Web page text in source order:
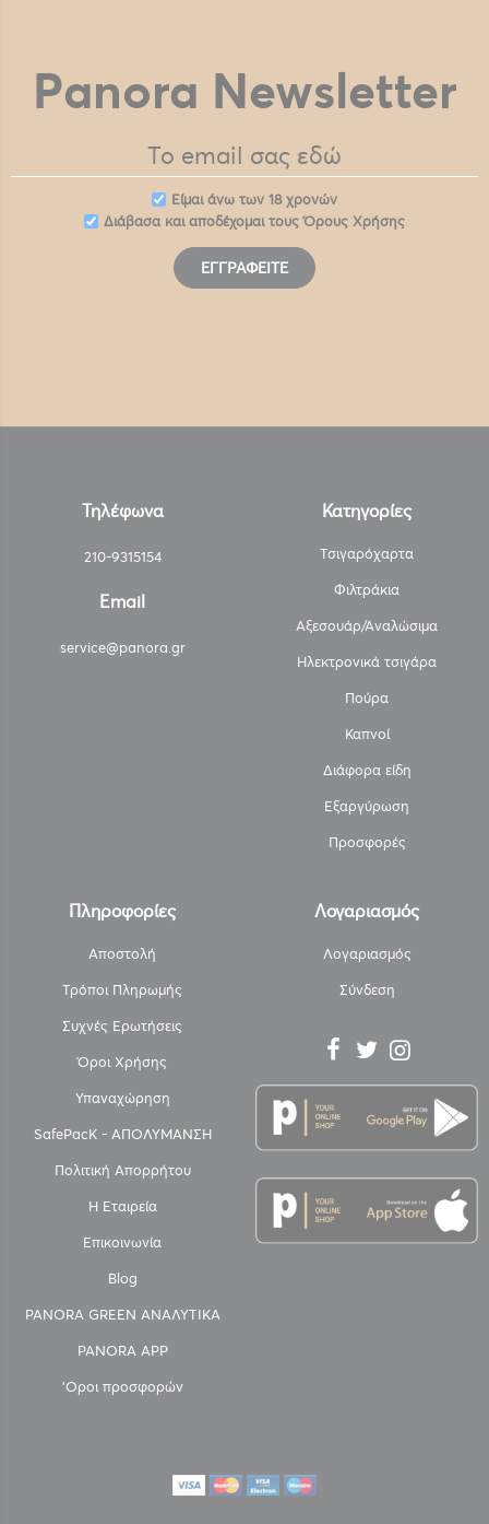
Panora Newsletter
Eίμαι άνω των 18 χρονών
Διάβασα και αποδέχομαι τουςΌρους Χρήσης
ΕΓΓΡΑΦΕΊΤΕ
Τηλέφωνα
210-9315154
Email
service@panora.gr
Κατηγορίες
Τσιγαρόχαρτα
Φιλτράκια
Αξεσουάρ/Αναλώσιμα
Ηλεκτρονικά τσιγάρα
Πούρα
Καπνοί
Διάφορα είδη
Εξαργύρωση
Προσφορές
Πληροφορίες
Αποστολή
Τρόποι Πληρωμής
Συχνές Ερωτήσεις
Όροι Χρήσης
Υπαναχώρηση
SafePacK - ΑΠΟΛΥΜΑΝΣΗ
Πολιτική Απορρήτου
Η Εταιρεία
Επικοινωνία
Blog
PANORA GREEN ΑΝΑΛΥΤΙΚΑ
PANORA APP
'Οροι προσφορών
Λογαριασμός
Λογαριασμός
Σύνδεση